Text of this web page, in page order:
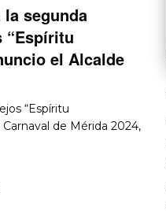
segunda
“Espíritu
el Alcalde
“Espíritu
de Mérida 2024,